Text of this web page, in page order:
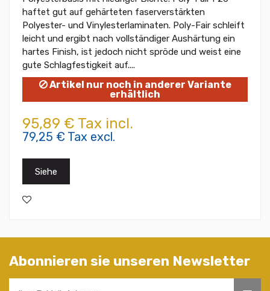
haftet gut auf gehärteten faserverstärkten
Polyester- und Vinylesterlaminaten. Poly-Fair schleift
leicht und ergibt nach vollständiger Aushärtung ein
hartes Finish, ist jedoch nicht spröde und weist eine
gute Schlagfestigkeit auf....
Artikel nur noch in anderer Variante
erhältlich
95,89 € Tax incl.
79,25 € Tax excl.
Siehe
Abonnieren sie unseren Newsletter